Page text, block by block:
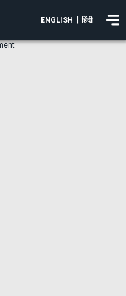
ENGLISH हिंदी